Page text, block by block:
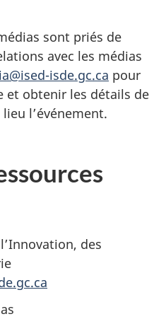
sont priés de
avec les médias
isde.gc.ca pour
et obtenir les détails de
l’événement.
des